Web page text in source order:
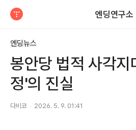
엔딩연구소
엔딩뉴스
봉안당 법적 사각
정'의 진실
다비코 2026. 5. 9. 01:41